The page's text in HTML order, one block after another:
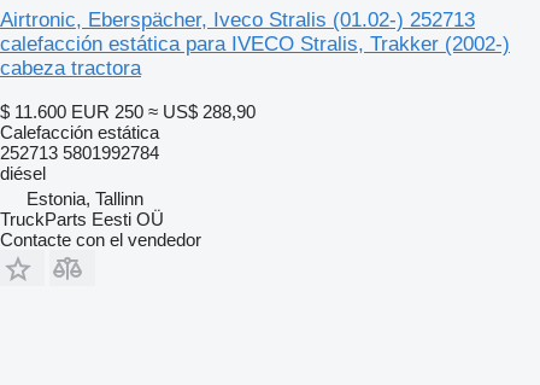
Airtronic, Eberspächer, Iveco Stralis (01.02-) 252713
calefacción estática para IVECO Stralis, Trakker (2002-)
cabeza tractora
$ 11.600 EUR 250 ≈ US$ 288,90
Calefacción estática
252713 5801992784
diésel
Estonia, Tallinn
TruckParts Eesti OÜ
Contacte con el vendedor